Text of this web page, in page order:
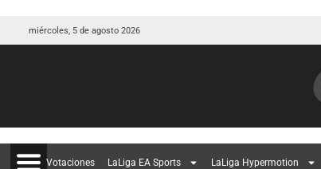
miércoles, 5 de agosto 2026
Votaciones LaLiga EA Sports LaLiga Hypermotion